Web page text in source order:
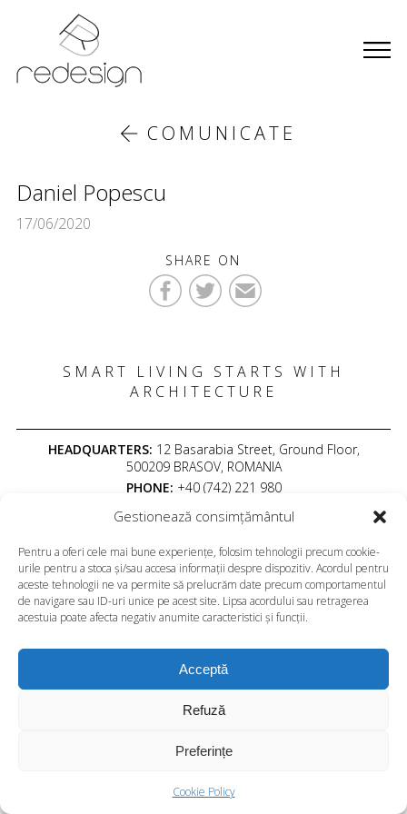
Gestionează consimțământul
Pentru a oferi cele mai bune experiențe, folosim tehnologii precum cookie-
urile pentru a stoca și/sau accesa informații despre dispozitiv. Acordul pentru
aceste tehnologii ne va permite să prelucrăm date precum comportamentul
de navigare sau ID-uri unice pe acest site. Lipsa acordului sau retragerea
acestuia poate afecta negativ anumite caracteristici și funcții.
Acceptă
Refuză
Preferințe
Cookie Policy
COMUNICATE
Daniel Popescu
17/06/2020
SHARE ON
SMART LIVING STARTS WITH
ARCHITECTURE
HEADQUARTERS: 12 Basarabia Street, Ground Floor,
500209 BRASOV, ROMANIA
PHONE: +40 (742) 221 980
EMAIL:
office@rdba.ro
Copyright © 2026
S.C. REDESIGN S.R.L. J08/2116/2007, 22201587
All rights reserved to the owners of them